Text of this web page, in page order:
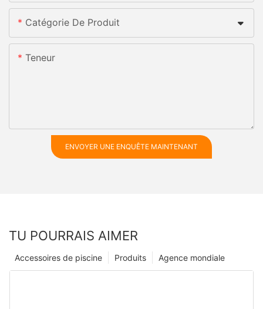
Catégorie De Produit
Teneur
ENVOYER UNE ENQUÊTE MAINTENANT
TU POURRAIS AIMER
Agence mondiale
Produits
Accessoires de piscine